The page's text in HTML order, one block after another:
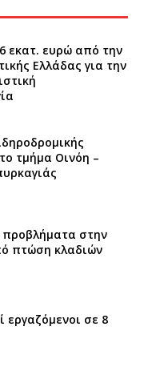
εκατ. ευρώ από την
Ελλάδας για την
τμήμα Οινόη –
στην
πτώση κλαδιών
εργαζόμενοι σε 8